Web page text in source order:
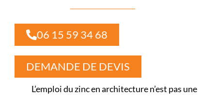
06 15 59 34 68
DEMANDE DE DEVIS
L’emploi du zinc en architecture n’est pas une